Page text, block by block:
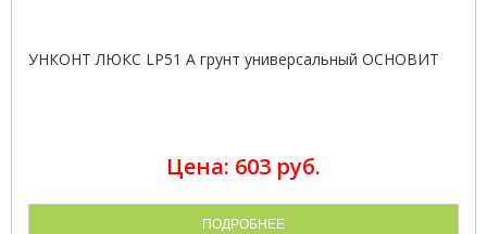
УНКОНТ ЛЮКС LP51 A грунт универсальный ОСНОВИТ
Цена: 603 руб.
ПОДРОБНЕЕ